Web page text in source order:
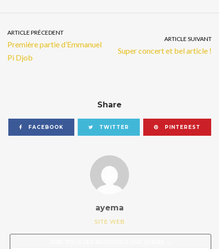
ARTICLE PRÉCEDENT
Première partie d’Emmanuel
Pi Djob
ARTICLE SUIVANT
Super concert et bel article !
Share
FACEBOOK TWITTER PINTEREST
ayema
SITE WEB